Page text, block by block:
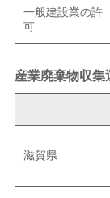
一般建設業の許
可
産業廃棄物収集
滋賀県